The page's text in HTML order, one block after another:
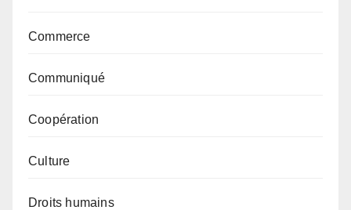
Commerce
Communiqué
Coopération
Culture
Droits humains